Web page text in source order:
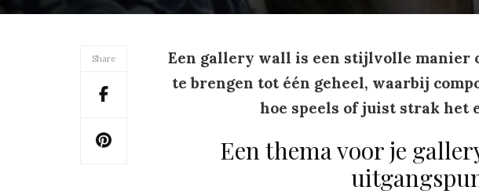
Share
Een gallery wall is een stijlvolle manier
te brengen tot één geheel, waarbij
hoe speels of juist strak het
Een thema voor je